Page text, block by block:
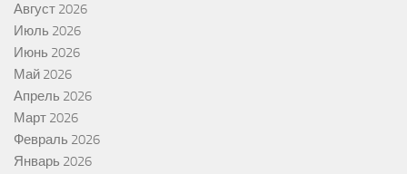
Август 2026
Июль 2026
Июнь 2026
Май 2026
Апрель 2026
Март 2026
Февраль 2026
Январь 2026